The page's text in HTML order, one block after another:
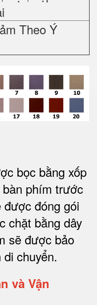
Theo Ý
bọc bằng xốp
phím trước
đóng gói
chặt bằng dây
sẽ được bảo
chuyển.
và Vận